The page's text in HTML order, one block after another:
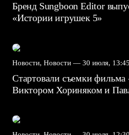
Бренд Sungboon Editor
«Истории игрушек 5»
Новости, Новости — 30 июля, 13:45
Стартовали съемки
Виктором Хориняком и